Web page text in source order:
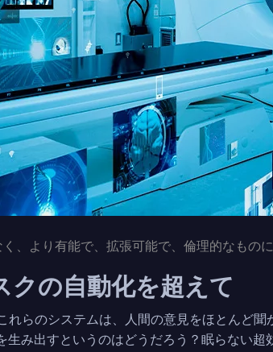
、より有能で、拡張可能で、倫理的なもの
クの自動化を超えて
らのシステムは、人間の意見をほとんど
み出すというのはどうだろう？眠らない超